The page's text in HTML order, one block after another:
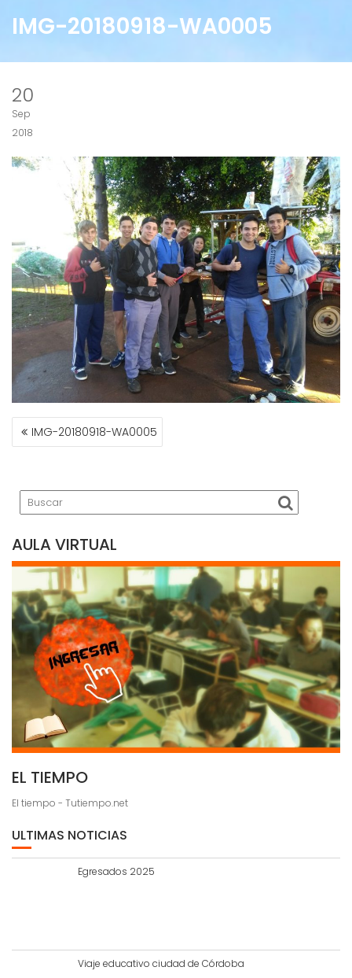
IMG-20180918-WA0005
20
Sep
2018
NAVEGACIÓN
DEIMG-20180918-WA0005
AULA VIRTUAL
EL TIEMPO
El tiempo - Tutiempo.net
ULTIMAS NOTICIAS
Egresados 2025
Viaje educativo ciudad de Córdoba